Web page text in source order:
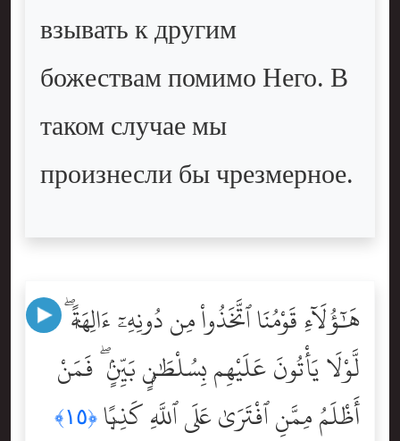
взывать к другим
божествам помимо Него. В
таком случае мы
произнесли бы чрезмерное.
هَٰٓؤُلَآءِ قَوْمُنَا ٱتَّخَذُواْ مِن دُونِهِۦٓ ءَالِهَةًۭ ۖ
لَّوْلَا يَأْتُونَ عَلَيْهِم بِسُلْطَٰنٍۭ بَيِّنٍۢ ۖ فَمَنْ
أَظْلَمُ مِمَّنِ ٱفْتَرَىٰ عَلَى ٱللَّهِ كَذِبًۭا ﴿١٥﴾